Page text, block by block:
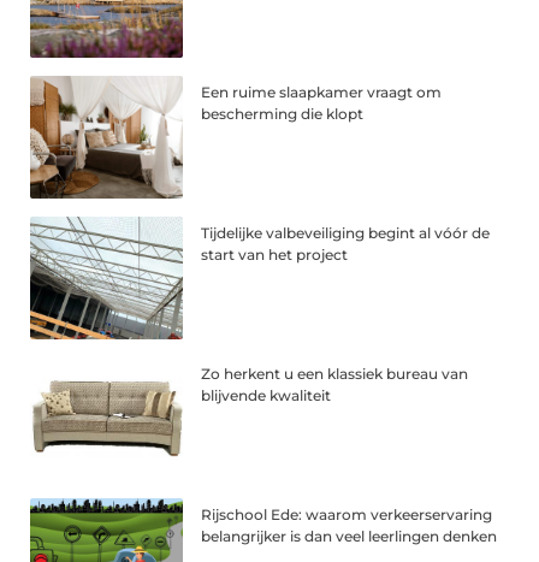
Een ruime slaapkamer vraagt om
bescherming die klopt
Tijdelijke valbeveiliging begint al vóór de
start van het project
Zo herkent u een klassiek bureau van
blijvende kwaliteit
Rijschool Ede: waarom verkeerservaring
belangrijker is dan veel leerlingen denken